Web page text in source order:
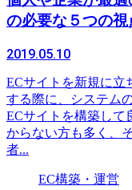
の必要な５つの視
2019.05.10
ECサイトを新規に立
する際に、システム
ECサイトを構築して
からない方も多く、
者...
EC構築・運営